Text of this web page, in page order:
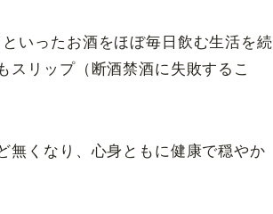
いったお酒をほぼ毎日飲む生活を続
スリップ（断酒禁酒に失敗するこ
無くなり、心身ともに健康で穏やか